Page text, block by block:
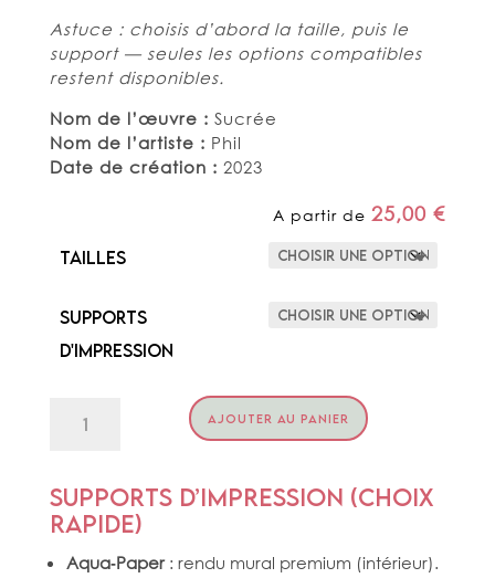
Astuce : choisis d’abord la taille, puis le
support — seules les options compatibles
restent disponibles.
Nom de l’œuvre : Sucrée
Nom de l’artiste : Phil
Date de création : 2023
A partir de25,00€
Tailles
Supports
d'impression
AJOUTER AU PANIER
Supports d’impression (choix
rapide)
Aqua‑Paper: rendu mural premium (intérieur).